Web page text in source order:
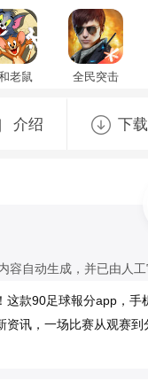
老鼠
全民突击
介绍 下载
容自动生成，并已由人
这款90足球報分app，
资讯，一场比赛从观赛